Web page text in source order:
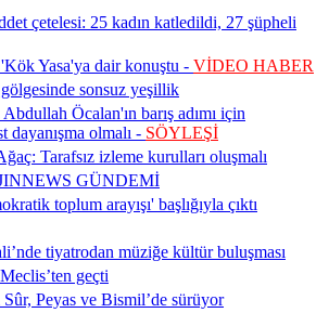
çetelesi: 25 kadın katledildi, 27 şüpheli
Yasa'ya dair konuştu - VİDEO HABER
gölgesinde sonsuz yeşillik
Öcalan'ın barış adımı için
dayanışma olmalı - SÖYLEŞİ
Tarafsız izleme kurulları oluşmalı
GÜNDEMİ
toplum arayışı' başlığıyla çıktı
tiyatrodan müziğe kültür buluşması
geçti
Peyas ve Bismil’de sürüyor